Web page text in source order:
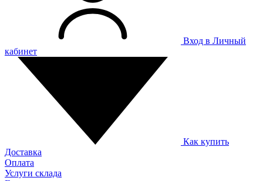
Вход в Личный
кабинет
Как купить
Доставка
Оплата
Услуги склада